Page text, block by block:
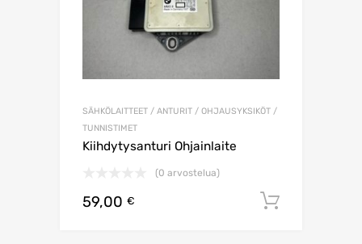
SÄHKÖLAITTEET / ANTURIT / OHJAUSYKSIKÖT /
TUNNISTIMET
Kiihdytysanturi Ohjainlaite
(0 arvostelua)
59,00 €